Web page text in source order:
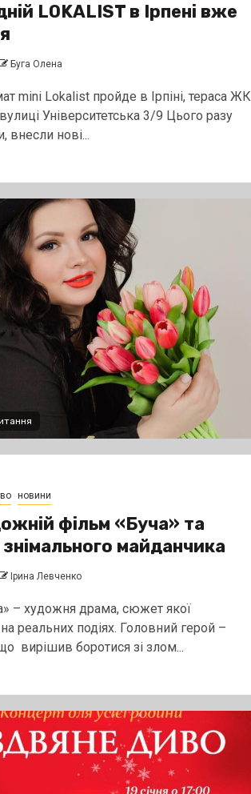
LOKALIST в Ірпені вже
Буга Олена
mini Lokalist пройде в Ірпінi, тераса ЖК
Університетська 3/9 Цього разу
внесли нові...
новини
фільм «Буча» та
майданчика
Ірина Левченко
– художня драма, сюжет якої
реальних подіях. Головний герой –
вирішив боротися зі злом...